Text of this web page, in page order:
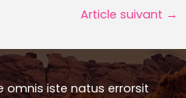
Article suivant →
omnis iste natus errorsit